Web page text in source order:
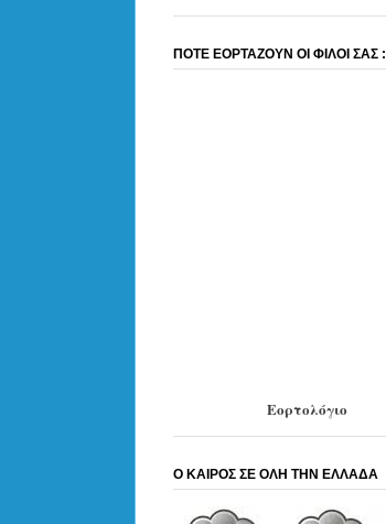
ΠΟΤΕ ΕΟΡΤΑΖΟΥΝ ΟΙ ΦΙΛΟΙ ΣΑΣ :
Εορτολόγιο
Ο ΚΑΙΡΟΣ ΣΕ ΟΛΗ ΤΗΝ ΕΛΛΑΔΑ